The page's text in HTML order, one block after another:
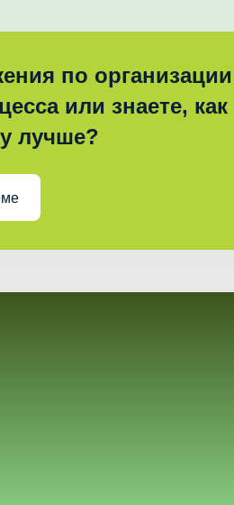
по организации
или знаете, как
лучше?